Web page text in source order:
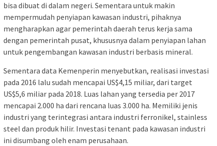
bisa dibuat di dalam negeri. Sementara untuk makin
mempermudah penyiapan kawasan industri, pihaknya
mengharapkan agar pemerintah daerah terus kerja sama
dengan pemerintah pusat, khususnya dalam penyiapan lahan
untuk pengembangan kawasan industri berbasis mineral.
Sementara data Kemenperin menyebutkan, realisasi investasi
pada 2016 lalu sudah mencapai US$4,15 miliar, dari target
US$5,6 miliar pada 2018. Luas lahan yang tersedia per 2017
mencapai 2.000 ha dari rencana luas 3.000 ha. Memiliki jenis
industri yang terintegrasi antara industri ferronikel, stainless
steel dan produk hilir. Investasi tenant pada kawasan industri
ini disumbang oleh enam perusahaan.